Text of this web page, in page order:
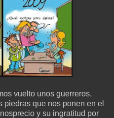
vuelto unos guerreros,
piedras que nos ponen en el
y su ingratitud por